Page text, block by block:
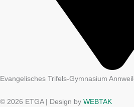
Evangelisches Trifels-Gymnasium
© 2026 ETGA | Design by WEBTAK